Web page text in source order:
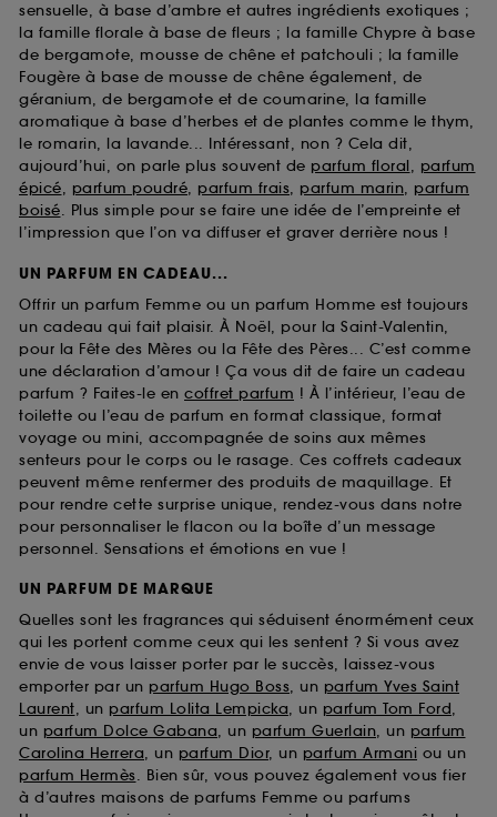
sensuelle, à base d’ambre et autres ingrédients exotiques ;
la famille florale à base de fleurs ; la famille Chypre à base
de bergamote, mousse de chêne et patchouli ; la famille
Fougère à base de mousse de chêne également, de
géranium, de bergamote et de coumarine, la famille
aromatique à base d’herbes et de plantes comme le thym,
le romarin, la lavande... Intéressant, non ? Cela dit,
aujourd’hui, on parle plus souvent de parfum floral, parfum
épicé, parfum poudré, parfum frais, parfum marin, parfum
boisé. Plus simple pour se faire une idée de l’empreinte et
l’impression que l’on va diffuser et graver derrière nous !
UN PARFUM EN CADEAU...
Offrir un parfum Femme ou un parfum Homme est toujours
un cadeau qui fait plaisir. À Noël, pour la Saint-Valentin,
pour la Fête des Mères ou la Fête des Pères... C’est comme
une déclaration d’amour ! Ça vous dit de faire un cadeau
parfum ? Faites-le en coffret parfum ! À l’intérieur, l’eau de
toilette ou l’eau de parfum en format classique, format
voyage ou mini, accompagnée de soins aux mêmes
senteurs pour le corps ou le rasage. Ces coffrets cadeaux
peuvent même renfermer des produits de maquillage. Et
pour rendre cette surprise unique, rendez-vous dans notre
pour personnaliser le flacon ou la boîte d’un message
personnel. Sensations et émotions en vue !
UN PARFUM DE MARQUE
Quelles sont les fragrances qui séduisent énormément ceux
qui les portent comme ceux qui les sentent ? Si vous avez
envie de vous laisser porter par le succès, laissez-vous
emporter par un parfum Hugo Boss, un parfum Yves Saint
Laurent, un parfum Lolita Lempicka, un parfum Tom Ford,
un parfum Dolce Gabana, un parfum Guerlain, un parfum
Carolina Herrera, un parfum Dior, un parfum Armani ou un
parfum Hermès. Bien sûr, vous pouvez également vous fier
à d’autres maisons de parfums Femme ou parfums